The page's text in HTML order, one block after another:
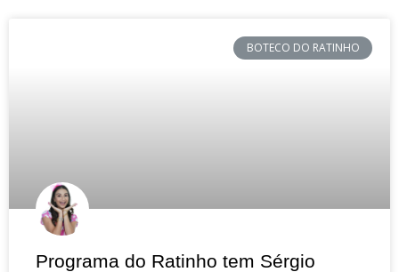
BOTECO DO RATINHO
Programa do Ratinho tem Sérgio